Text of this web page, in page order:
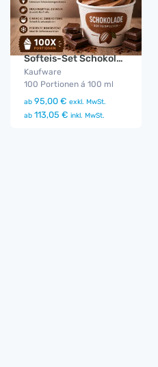
Softeis-Set Schokolade
Kaufware
100 Portionen á 100 ml
ab 95,00 € exkl. MwSt.
ab 113,05 € inkl. MwSt.